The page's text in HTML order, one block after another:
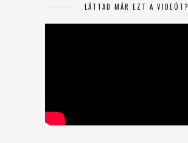
LÁTTAD MÁR EZT A VIDEÓT?